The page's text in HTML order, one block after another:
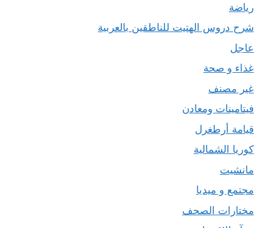
رياضة
شرح دروس الهتيت للناطقين بالعربية
عاجل
غذاء و صحة
غير مصنف
فيتامينات ومعادن
قيامة أرطغرل
كوريا الشمالية
مانشيت
مجتمع و ميديا
مختارات الصحف